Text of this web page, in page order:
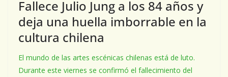
Fallece Julio Jung a los 84 años y
deja una huella imborrable en la
cultura chilena
El mundo de las artes escénicas chilenas está de luto.
Durante este viernes se confirmó el fallecimiento del